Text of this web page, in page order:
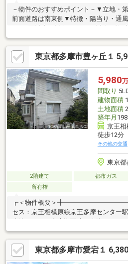
－物件のおすすめポイント－▼立地・
前面道路は南東側▼特徴・陽当り・通風
さ・2面以上の採光を確保・会話が弾む
浄水器搭載・リビングにカウンタース
帖、WICを設置・お庭付・地下車庫付(
る)▼設備・床暖房(LDK)・浴室は1616
付・全居室複層ガラス▼周辺環境・オ
(約600m)■ ご希望の住まい探しをお手伝
━━━━━・・・物件の詳細・ご相談は
ださい。
東京都多摩市豊ヶ丘１
5,980
間取り
建物面積
土地面積
築年月
京王相
徒歩12分
その他の交通
東京都
2階建て 都市ガス
所有権
┏＜物件概要＞
セス：京王相模原線京王多摩センター
┏＜ライフインフォメーション＞
╋━━━━━━━━━━━━━━━━━┫□セ
ニュータウン通り店：400m(徒歩約6分
分）□マツモトキヨシ多摩センター店
東京都多摩市愛宕１